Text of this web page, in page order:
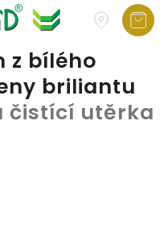
z bílého
briliantu
čistící utěrka